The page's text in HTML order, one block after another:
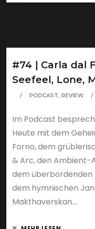
#74 | Carla dal
Seefeel, Lone,
PODCAST,REVIEW
Im Podcast
Heute mit dem
Forno, dem
& Arc, den Ambient-
dem überbordenden
dem hymnischen
Makthaverskan....